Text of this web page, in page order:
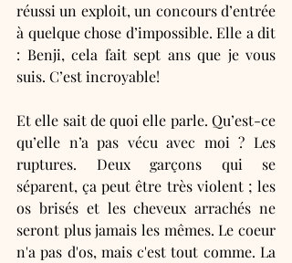
réussi un exploit, un concours d’entrée
à quelque chose d’impossible. Elle a dit
: Benji, cela fait sept ans que je vous
suis. C’est incroyable!
Et elle sait de quoi elle parle. Qu’est-ce
qu’elle n’a pas vécu avec moi ? Les
ruptures. Deux garçons qui se
séparent, ça peut être très violent ; les
os brisés et les cheveux arrachés ne
seront plus jamais les mêmes. Le coeur
n'a pas d'os, mais c'est tout comme. La